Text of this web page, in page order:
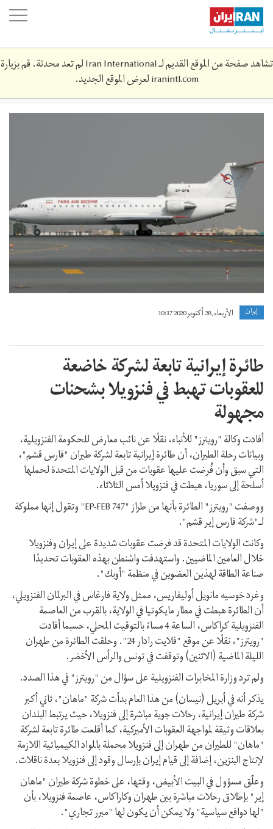
Skip
main
content
تشاهد صفحة من الموقع القديم لـ Iran International لم تعد محدثة. قم بزيارة
iranintl.comلعرض الموقع الجديد.
hwpymyy-
yr-
qshm-
2.jpg
إيران الأربعاء, 28 أكتوبر 2020 10:37
طائرة إيرانية تابعة لشركة خاضعة
للعقوبات تهبط في فنزويلا بشحنات
مجهولة
أفادت وكالة "رويترز" للأنباء، نقلًا عن نائب معارض للحكومة الفنزويلية،
وبيانات رحلة الطيران، أن طائرة إيرانية تابعة لشركة طيران "فارس قشم"،
التي سبق وأن فُرضت عليها عقوبات من قبل الولايات المتحدة لحملها
أسلحة إلى سوريا، هبطت في فنزويلا أمس الثلاثاء.
ووصفت "رويترز" الطائرة بأنها من طراز "EP-FEB 747" وتقول إنها مملوكة
لـ"شركة فارس إير قشم".
وكانت الولايات المتحدة قد فرضت عقوبات شديدة على إيران وفنزويلا
خلال العامين الماضيين. واستهدفت واشنطن بهذه العقوبات تحديدًا
صناعة الطاقة لهذين العضوين في منظمة "أوبك".
وغرد خوسيه مانويل أوليفاريس، ممثل ولاية فارغاس في البرلمان الفنزويلي،
أن الطائرة هبطت في مطار مايكوتيا في الولاية، بالقرب من العاصمة
الفنزويلية كراكاس، الساعة 4 مساءً بالتوقيت المحلي، حسبما أفادت
"رويترز"، نقلًا عن موقع "فلايت رادار 24". وحلقت الطائرة من طهران
الليلة الماضية (الاثنين) وتوقفت في تونس والرأس الأخضر.
ولم ترد وزارة المخابرات الفنزويلية على سؤال من "رويترز" في هذا الصدد.
يذكر أنه في أبريل (نيسان) من هذا العام بدأت شركة "ماهان"، ثاني أكبر
شركة طيران إيرانية، رحلات جوية مباشرة إلى فنزويلا، حيث يرتبط البلدان
بعلاقات وثيقة لمواجهة العقوبات الأميركية، كما أقلعت طائرة تابعة لشركة
"ماهان" للطيران من طهران إلى فنزويلا محملة بالمواد الكيميائية اللازمة
لإنتاج البنزين، إضافة إلى قيام إيران بإرسال وقود إلى فنزويلا بعدة ناقلات.
وعلّق مسؤول في البيت الأبيض، وقتها، على خطوة شركة طيران "ماهان
إير" بإطلاق رحلات مباشرة بين طهران وكاراكاس، عاصمة فنزويلا، بأن
"لها دوافع سياسية" ولا يمكن أن يكون لها "مبرر تجاري".